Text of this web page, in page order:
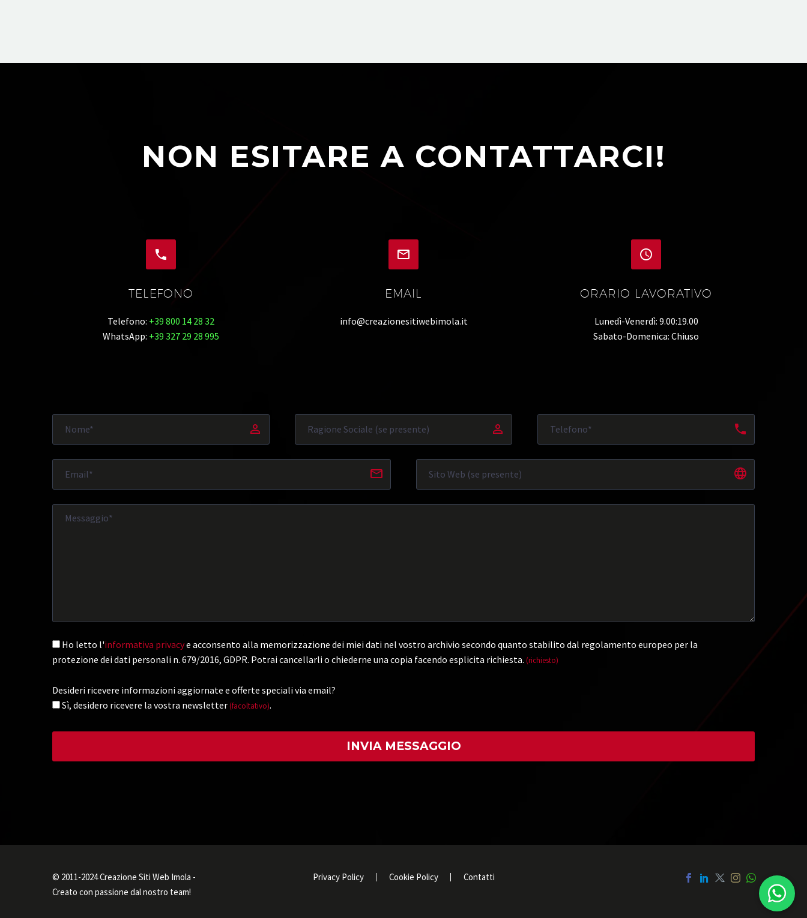
NON ESITARE A CONTATTARCI!


TELEFONO
Telefono: +39 800 14 28 32
WhatsApp: +39 327 29 28 995


EMAIL
info@creazionesitiwebimola.it


ORARIO LAVORATIVO
Lunedì-Venerdì: 9.00:19.00
Sabato-Domenica: Chiuso
Ho letto l'informativa privacye acconsento alla memorizzazione dei miei dati nel vostro archivio secondo quanto stabilito dal regolamento europeo per la
protezione dei dati personali n. 679/2016, GDPR. Potrai cancellarli o chiederne una copia facendo esplicita richiesta. (richiesto)
Desideri ricevere informazioni aggiornate e offerte speciali via email?
Sì, desidero ricevere la vostra newsletter (facoltativo).
Privacy Policy Cookie Policy Contatti
© 2011-2024 Creazione Siti Web Imola -
Creato con passione dal nostro team!